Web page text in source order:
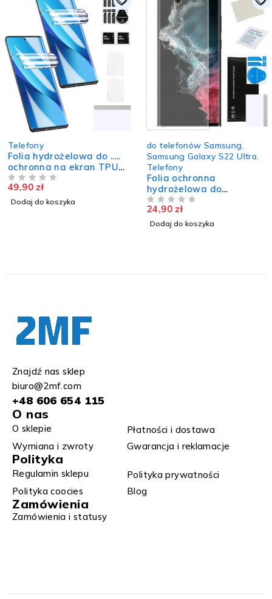
Telefony
Folia hydrożelowa do .....
ochronna na ekran TPU
szkło 2 sztuki
49,90 zł
Dodaj do koszyka
do telefonów Samsung,
Samsung Galaxy S22 Ultra,
Telefony
Folia ochronna
hydrożelowa do
SAMSUNG GALAXY S22
ULTRA 5G trwała szkło
TPU
24,90 zł
Dodaj do koszyka
Znajdź nas sklep
biuro@2mf.com
+48 606 654 115
O nas
O sklepie
Płatności i dostawa
Wymiana i zwroty​
Gwarancja i reklamacje​​
Polityka
Regulamin sklepu​
Polityka prywatności
Polityka coocies
Blog
Zamówienia
Zamówienia i statusy